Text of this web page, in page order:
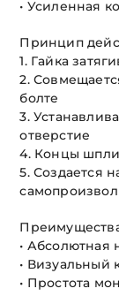
• Усиленная
Принцип
1. Гайка
2.
болте
3.
отверстие
4. Концы
5. Создается
• Абсолютная
• Визуальный
• Простота